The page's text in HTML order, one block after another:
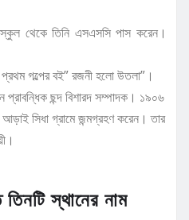
স্কুল থেকে তিনি এসএসসি পাস করেন।
প্রথম গল্পের বই” রজনী হলো উতলা”।
ছন্দ বিশারদ সম্পাদক। ১৯০৬
সিধা গ্রামে জন্মগ্রহণ করেন। তার
স্থানের নাম